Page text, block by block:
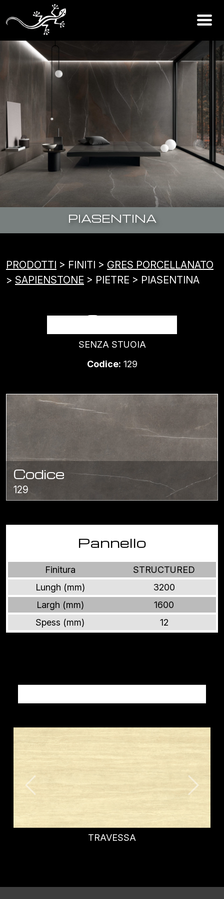
PIASENTINA
PRODOTTI > FINITI > GRES PORCELLANATO
> SAPIENSTONE > PIETRE > PIASENTINA
PIASENTINA
SENZA STUOIA
Codice: 129
Codice
129
Pannello
Finitura
STRUCTURED
Lungh (mm)
3200
Largh (mm)
1600
Spess (mm)
12
Altri prodotti PIETRE
TRAVESSA